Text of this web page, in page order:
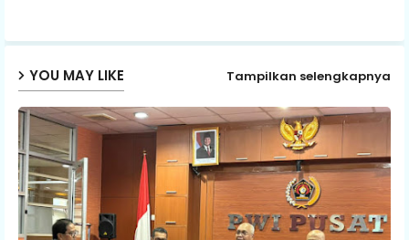
YOU MAY LIKE Tampilkan selengkapnya